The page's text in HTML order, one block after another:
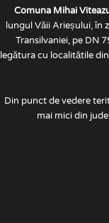
Comuna Mihai
lungul Văii Arieșului, în
Transilvaniei, pe DN
legătura cu localitătile
Din punct de vedere
mai mici din